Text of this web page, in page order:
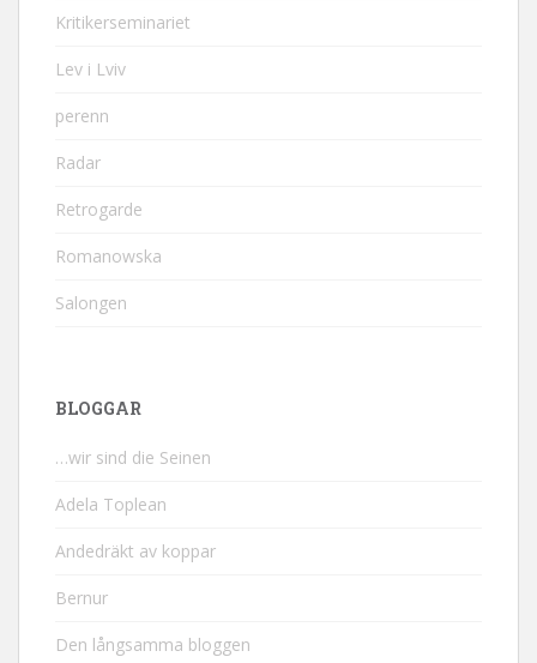
Kritikerseminariet
Lev i Lviv
perenn
Radar
Retrogarde
Romanowska
Salongen
BLOGGAR
…wir sind die Seinen
Adela Toplean
Andedräkt av koppar
Bernur
Den långsamma bloggen